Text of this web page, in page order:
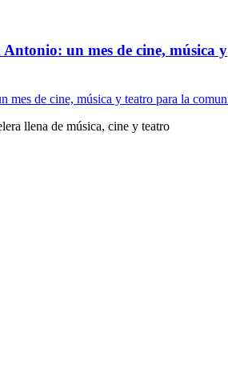
un mes de cine, música y
llena de música, cine y teatro